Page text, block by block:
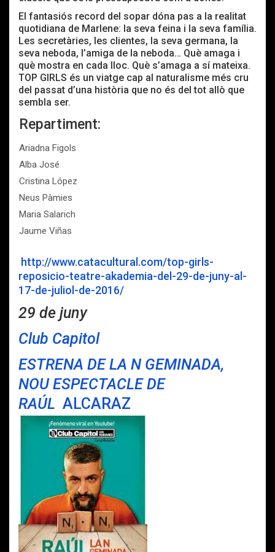
El fantasiós record del sopar dóna pas a la realitat
quotidiana de Marlene: la seva feina i la seva família.
Les secretàries, les clientes, la seva germana, la
seva neboda, l’amiga de la neboda… Què amaga i
què mostra en cada lloc. Què s’amaga a sí mateixa.
TOP GIRLS és un viatge cap al naturalisme més cru
del passat d’una història que no és del tot allò que
sembla ser.
Repartiment:
Ariadna Figols
Alba José
Cristina López
Neus Pàmies
Maria Salarich
Jaume Viñas
http://www.catacultural.com/top-girls-
reposicio-teatre-akademia-del-29-de-juny-al-
17-de-juliol-de-2016/
29 de juny
Club Capitol
ESTRENA DE LA N GEMINADA,
NOU ESPECTACLE DE
RAÚL ALCARAZ